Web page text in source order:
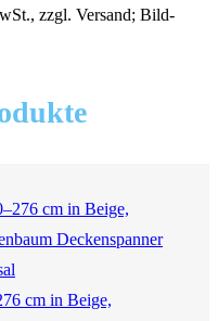
zzgl. Versand; Bild-
cm in Beige,